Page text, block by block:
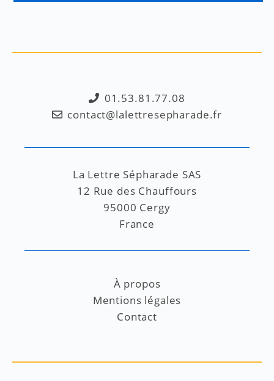
01.53.81.77.08
contact@lalettresepharade.fr
La Lettre Sépharade SAS
12 Rue des Chauffours
95000 Cergy
France
À propos
Mentions légales
Contact